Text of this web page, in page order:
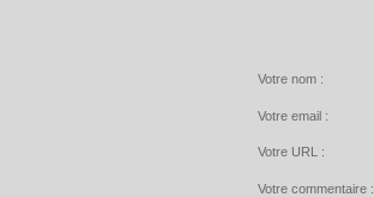
Votre nom :
Votre email :
Votre URL :
Votre commentaire :